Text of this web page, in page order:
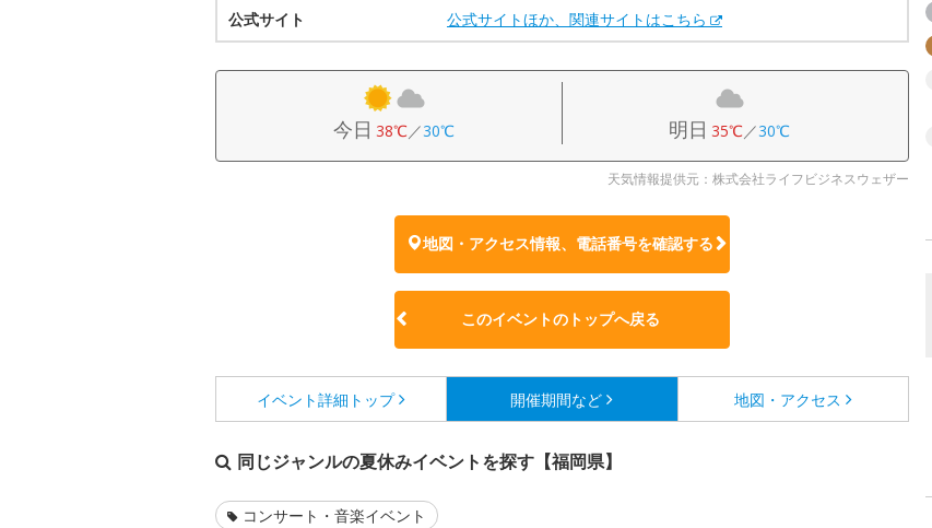
公式サイト 公式サイトほか、関連サイトはこちら
今日 38℃／30℃ 明日 35℃／30℃
天気情報提供元：株式会社ライフビジネスウェザー
地図・アクセス情報、電話番号を確認する
このイベントのトップへ戻る
イベント詳細 トップ 開催期間など 地図・アクセス
同じジャンルの夏休みイベントを探す【福岡県】
コンサート・音楽イベント